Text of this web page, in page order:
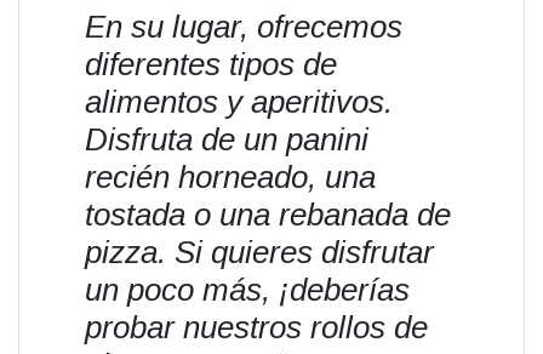
En su lugar, ofrecemos
diferentes tipos de
alimentos y aperitivos.
Disfruta de un panini
recién horneado, una
tostada o una rebanada de
pizza. Si quieres disfrutar
un poco más, ¡deberías
probar nuestros rollos de